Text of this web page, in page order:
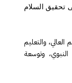
تحقيق السلام
والتعليم
وتوسعة